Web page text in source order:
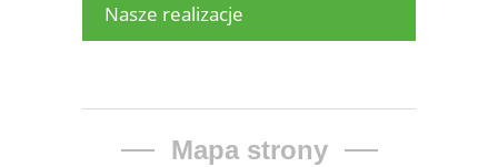
Nasze realizacje
Mapa strony